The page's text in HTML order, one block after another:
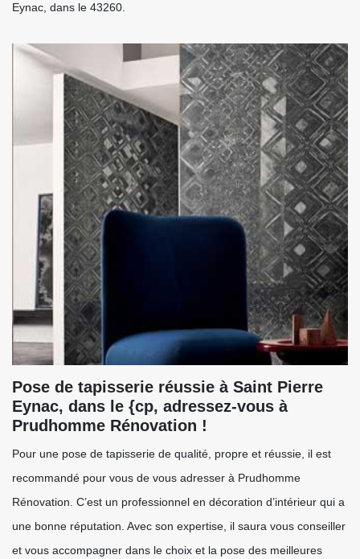
Eynac, dans le 43260.
Pose de tapisserie réussie à Saint Pierre
Eynac, dans le {cp, adressez-vous à
Prudhomme Rénovation !
Pour une pose de tapisserie de qualité, propre et réussie, il est
recommandé pour vous de vous adresser à Prudhomme
Rénovation. C’est un professionnel en décoration d’intérieur qui a
une bonne réputation. Avec son expertise, il saura vous conseiller
et vous accompagner dans le choix et la pose des meilleures